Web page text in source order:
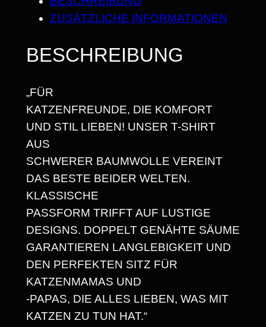
S
5
6
8
€
G
Z
E
I
T
E
N
M
I
T
S
C
H
N
U
ZUSÄTZLICHE INFORMATIONEN
BESCHREIBUNG
„FÜR
KATZENFREUNDE, DIE KOMFORT
UND STIL LIEBEN! UNSER T-SHIRT
AUS
SCHWERER BAUMWOLLE VEREINT
DAS BESTE BEIDER WELTEN.
KLASSISCHE
PASSFORM TRIFFT AUF LUSTIGE
DESIGNS. DOPPELT GENÄHTE SÄUME
GARANTIEREN LANGLEBIGKEIT UND
DEN PERFEKTEN SITZ FÜR
KATZENMAMAS UND
-PAPAS, DIE ALLES LIEBEN, WAS MIT
KATZEN ZU TUN HAT.“